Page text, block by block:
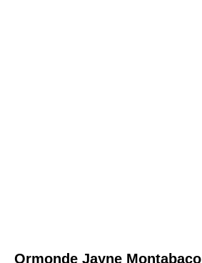
Ormonde Jayne Montabaco